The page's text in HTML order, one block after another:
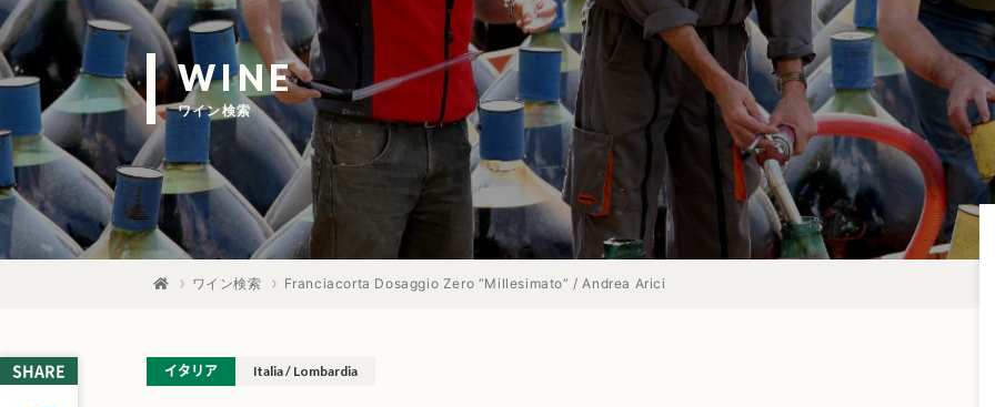
WINE
ワイン検索
ワイン検索 Franciacorta Dosaggio Zero “Millesimato” / Andrea Arici
SHARE イタリア Italia / Lombardia